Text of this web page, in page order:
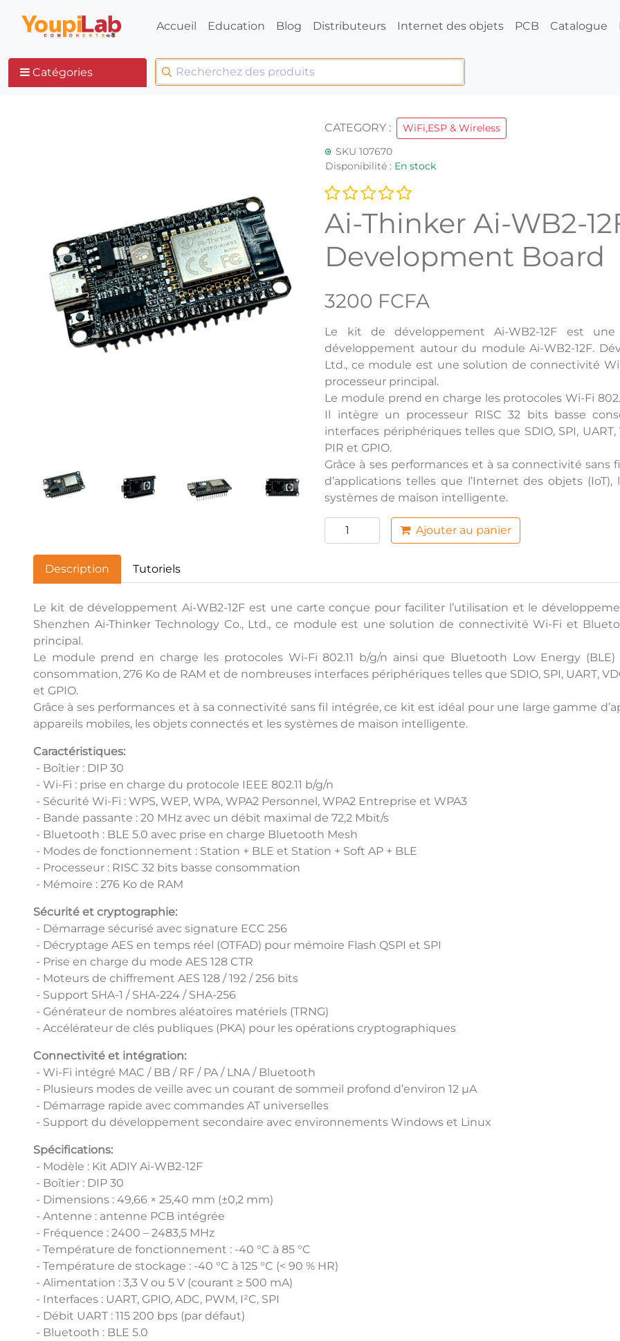
Accueil Education Blog Distributeurs Internet des objets PCB Catalogue
Catégories
CATEGORY :
WiFi,ESP & Wireless
SKU 107670
Disponibilité : En stock
Ai-Thinker Ai-WB2-
Development Board
3200 FCFA
Le kit de développement Ai-WB2-12F est
développement autour du module Ai-WB2-12F.
Ltd., ce module est une solution de connectivité
processeur principal.
Le module prend en charge les protocoles Wi-Fi
Il intègre un processeur RISC 32 bits basse
interfaces périphériques telles que SDIO, SPI,
PIR et GPIO.
Grâce à ses performances et à sa connectivité
d’applications telles que l’Internet des objets
systèmes de maison intelligente.
Ajouter au panier
Description Tutoriels
Le kit de développement Ai-WB2-12F est une carte conçue pour faciliter l’utilisation et le
Shenzhen Ai-Thinker Technology Co., Ltd., ce module est une solution de connectivité Wi-Fi et
principal.
Le module prend en charge les protocoles Wi-Fi 802.11 b/g/n ainsi que Bluetooth Low Energy
consommation, 276 Ko de RAM et de nombreuses interfaces périphériques telles que SDIO, SPI, UART,
et GPIO.
Grâce à ses performances et à sa connectivité sans fil intégrée, ce kit est idéal pour une large gamme
appareils mobiles, les objets connectés et les systèmes de maison intelligente.
Caractéristiques:
- Boîtier : DIP 30
- Wi-Fi : prise en charge du protocole IEEE 802.11 b/g/n
- Sécurité Wi-Fi : WPS, WEP, WPA, WPA2 Personnel, WPA2 Entreprise et WPA3
- Bande passante : 20 MHz avec un débit maximal de 72,2 Mbit/s
- Bluetooth : BLE 5.0 avec prise en charge Bluetooth Mesh
- Modes de fonctionnement : Station + BLE et Station + Soft AP + BLE
- Processeur : RISC 32 bits basse consommation
- Mémoire : 276 Ko de RAM
Sécurité et cryptographie:
- Démarrage sécurisé avec signature ECC 256
- Décryptage AES en temps réel (OTFAD) pour mémoire Flash QSPI et SPI
- Prise en charge du mode AES 128 CTR
- Moteurs de chiffrement AES 128 / 192 / 256 bits
- Support SHA-1 / SHA-224 / SHA-256
- Générateur de nombres aléatoires matériels (TRNG)
- Accélérateur de clés publiques (PKA) pour les opérations cryptographiques
Connectivité et intégration:
- Wi-Fi intégré MAC / BB / RF / PA / LNA / Bluetooth
- Plusieurs modes de veille avec un courant de sommeil profond d’environ 12 µA
- Démarrage rapide avec commandes AT universelles
- Support du développement secondaire avec environnements Windows et Linux
Spécifications:
- Modèle : Kit ADIY Ai-WB2-12F
- Boîtier : DIP 30
- Dimensions : 49,66 × 25,40 mm (±0,2 mm)
- Antenne : antenne PCB intégrée
- Fréquence : 2400 – 2483,5 MHz
- Température de fonctionnement : -40 °C à 85 °C
- Température de stockage : -40 °C à 125 °C (< 90 % HR)
- Alimentation : 3,3 V ou 5 V (courant ≥ 500 mA)
- Interfaces : UART, GPIO, ADC, PWM, I²C, SPI
- Débit UART : 115 200 bps (par défaut)
- Bluetooth : BLE 5.0